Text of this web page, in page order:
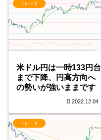
トレード
米ドル円は一時133円台
まで下降、円高方向へ
の勢いが強いままです
2022.12.04
トレード